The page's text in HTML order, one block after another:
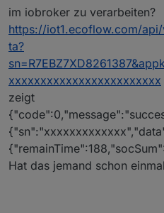
im iobroker zu verarbeiten?
https://iot1.ecoflow.com/
ta?
xxxxxxxxxxxxxxxxxxxxxxxx
zeigt
Hat das jemand schon